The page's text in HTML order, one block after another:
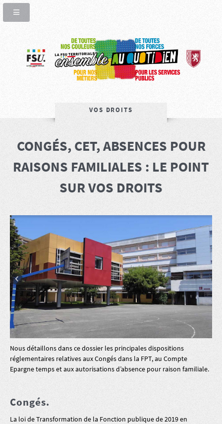
VOS DROITS
CONGÉS, CET, ABSENCES POUR
RAISONS FAMILIALES : LE POINT
SUR VOS DROITS
Nous détaillons dans ce dossier les principales dispositions
réglementaires relatives aux Congés dans la FPT, au Compte
Epargne temps et aux autorisations d’absence pour raison familiale.
Congés.
La loi de Transformation de la Fonction publique de 2019 en